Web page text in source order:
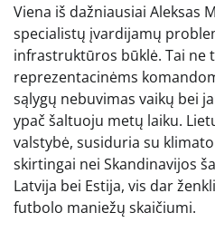
Viena iš dažniausiai Aleksas
specialistų įvardijamų
infrastruktūros būklė. Tai ne
reprezentacinėms
sąlygų nebuvimas vaikų bei
ypač šaltuoju metų laiku.
valstybė, susiduria su
skirtingai nei Skandinavijos
Latvija bei Estija, vis dar
futbolo maniežų skaičiumi.